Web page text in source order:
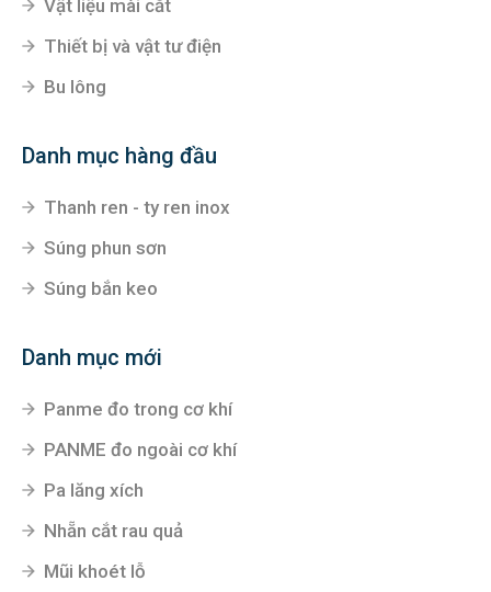
Vật liệu mài cắt
Thiết bị và vật tư điện
Bu lông
Danh mục hàng đầu
Thanh ren - ty ren inox
Súng phun sơn
Súng bắn keo
Danh mục mới
Panme đo trong cơ khí
PANME đo ngoài cơ khí
Pa lăng xích
Nhẵn cắt rau quả
Mũi khoét lỗ